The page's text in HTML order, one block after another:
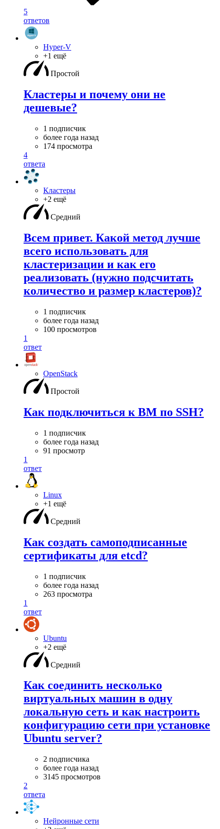
5
ответов
Hyper-V
+1 ещё
Простой
Кластеры и почему они не
дешевые?
1 подписчик
более года назад
174 просмотра
4
ответа
Кластеры
+2 ещё
Средний
Всем привет. Какой метод лучше
всего использовать для
кластеризации и как его
реализовать (нужно подсчитать
количество и размер кластеров)?
1 подписчик
более года назад
100 просмотров
1
ответ
OpenStack
Простой
Как подключиться к ВМ по SSH?
1 подписчик
более года назад
91 просмотр
1
ответ
Linux
+1 ещё
Средний
Как создать самоподписанные
сертификаты для etcd?
1 подписчик
более года назад
263 просмотра
1
ответ
Ubuntu
+2 ещё
Средний
Как соединить несколько
виртуальных машин в одну
локальную сеть и как настроить
конфигурацию сети при установке
Ubuntu server?
2 подписчика
более года назад
3145 просмотров
2
ответа
Нейронные сети